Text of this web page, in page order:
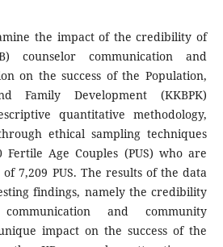
the impact of the credibility of
counselor communication and
on the success of the Population,
Family Development (KKBPK)
quantitative methodology,
ethical sampling techniques
Age Couples (PUS) who are
7,209 PUS. The results of the data
findings, namely the credibility
and community
impact on the success of the